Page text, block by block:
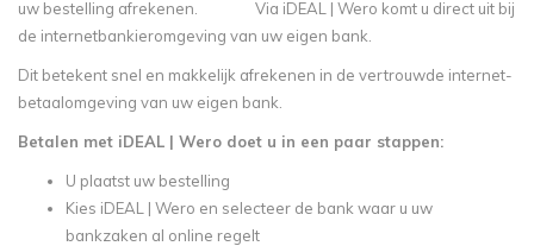
uw bestelling afrekenen. Via iDEAL | Wero komt u direct uit bij
de internetbankieromgeving van uw eigen bank.
Dit betekent snel en makkelijk afrekenen in de vertrouwde internet-
betaalomgeving van uw eigen bank.
Betalen met iDEAL | Wero doet u in een paar stappen:
U plaatst uw bestelling
Kies iDEAL | Wero en selecteer de bank waar u uw
bankzaken al online regelt